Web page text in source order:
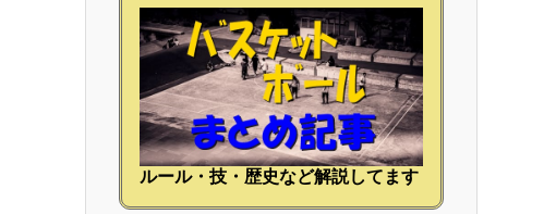
ルール・技・歴史など解説してます